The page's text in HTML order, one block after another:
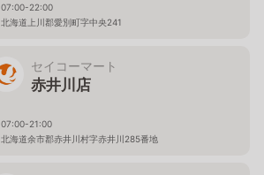
07:00-22:00
北海道上川郡愛別町字中央241
セイコーマート
赤井川店
07:00-21:00
北海道余市郡赤井川村字赤井川285番地